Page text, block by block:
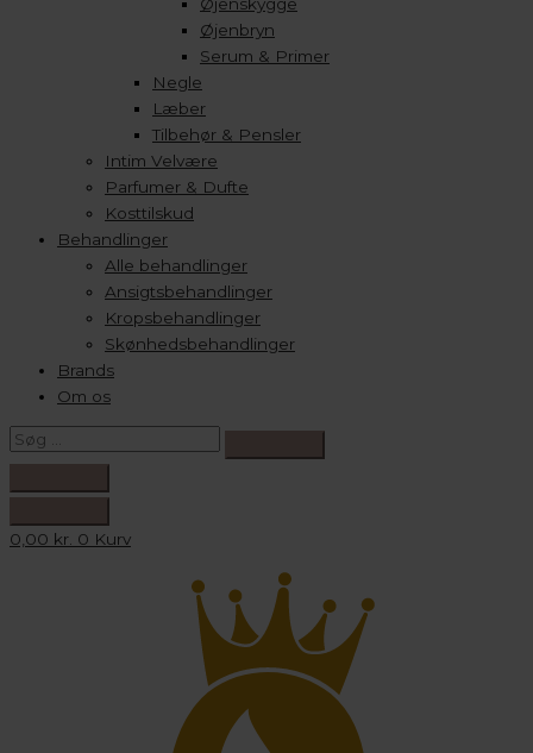
Øjenbryn
Serum & Primer
Negle
Læber
Tilbehør & Pensler
Intim Velvære
Parfumer & Dufte
Kosttilskud
Behandlinger
Alle behandlinger
Ansigtsbehandlinger
Kropsbehandlinger
Skønhedsbehandlinger
Brands
Om os
0,00 kr. 0 Kurv